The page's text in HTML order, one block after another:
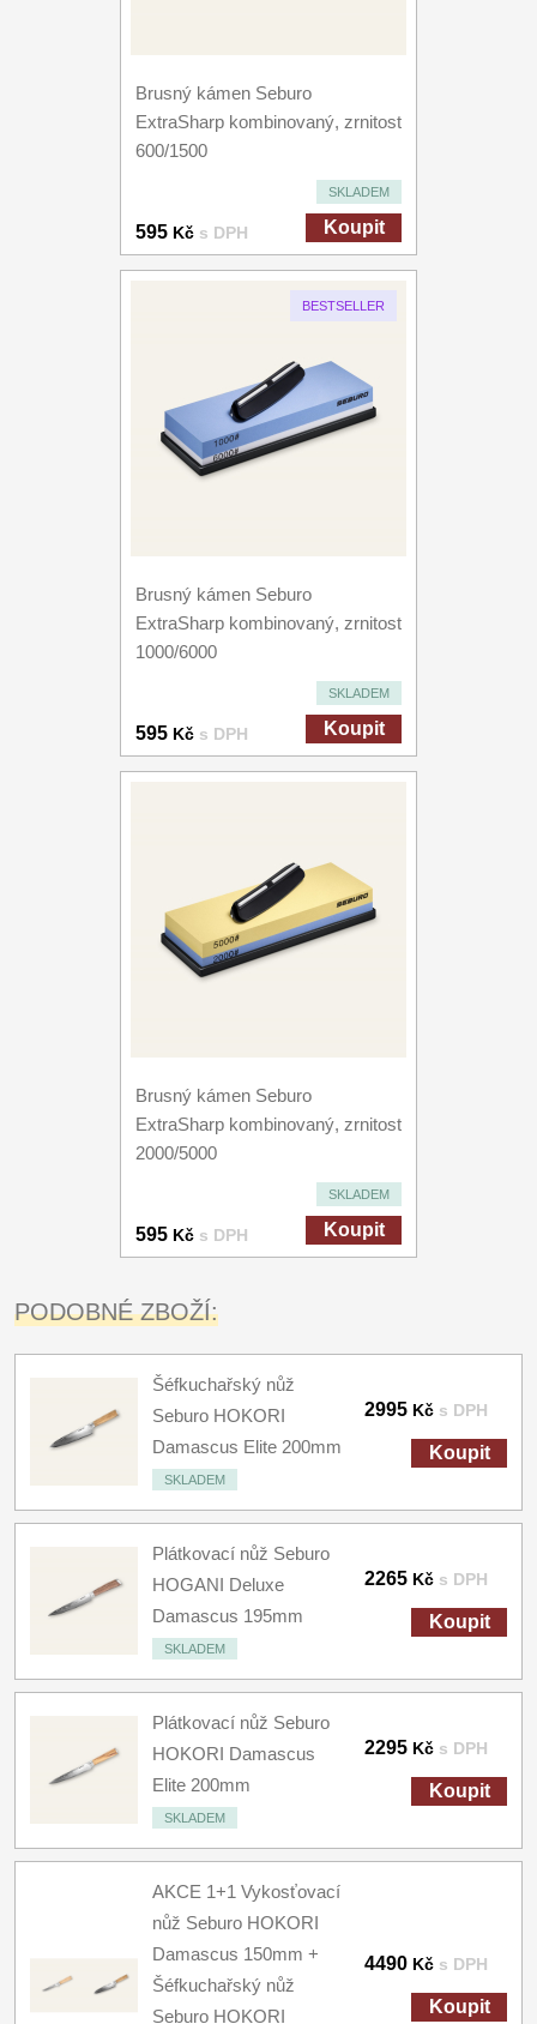
Brusný kámen Seburo
ExtraSharp kombinovaný, zrnitost
600/1500
SKLADEM
595 Kč s DPH Koupit
BESTSELLER
Brusný kámen Seburo
ExtraSharp kombinovaný, zrnitost
1000/6000
SKLADEM
595 Kč s DPH Koupit
Brusný kámen Seburo
ExtraSharp kombinovaný, zrnitost
2000/5000
SKLADEM
595 Kč s DPH Koupit
PODOBNÉ ZBOŽÍ:
Šéfkuchařský nůž
Seburo HOKORI
Damascus Elite 200mm
SKLADEM
2995 Kč s DPH
Koupit
Plátkovací nůž Seburo
HOGANI Deluxe
Damascus 195mm
SKLADEM
2265 Kč s DPH
Koupit
Plátkovací nůž Seburo
HOKORI Damascus
Elite 200mm
SKLADEM
2295 Kč s DPH
Koupit
AKCE 1+1 Vykosťovací
nůž Seburo HOKORI
Damascus 150mm +
Šéfkuchařský nůž
Seburo HOKORI
4490 Kč s DPH
Koupit